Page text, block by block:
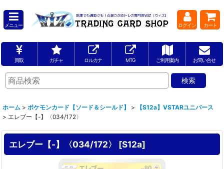
メニュー ログイン カート
買取 ガチャ ロルカナ MTG ご利用案内 お問い合せ
ホーム > ポケモンカード【ソード＆シールド】 >
【S12a】VSTARユニバース
> エレブー【-】〈034/172〉
エレブー【-】〈034/172〉 [S12a]